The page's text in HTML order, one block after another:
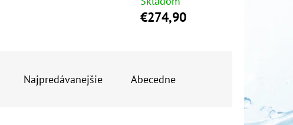
€274,90
Najpredávanejšie Abecedne